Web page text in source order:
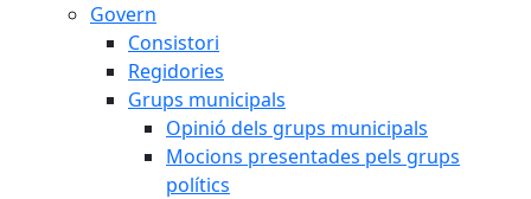
Govern
Consistori
Regidories
Grups municipals
Opinió dels grups municipals
Mocions presentades pels grups
polítics